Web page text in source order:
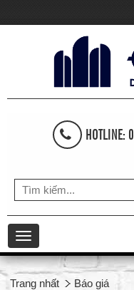
Toggle
navigation
Trang nhất Báo giá